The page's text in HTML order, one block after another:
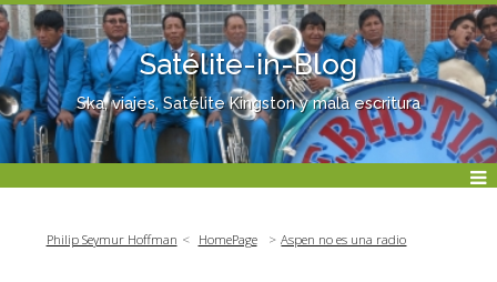
Satélite-in-Blog
Ska, viajes, Satélite Kingston y mala escritura
Philip Seymur Hoffman HomePage Aspen no es una radio